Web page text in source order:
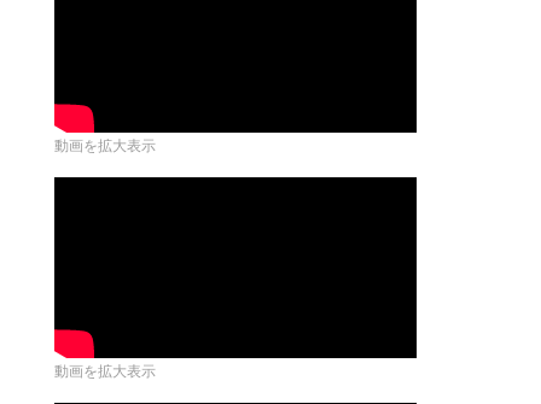
動画を拡大表示
動画を拡大表示